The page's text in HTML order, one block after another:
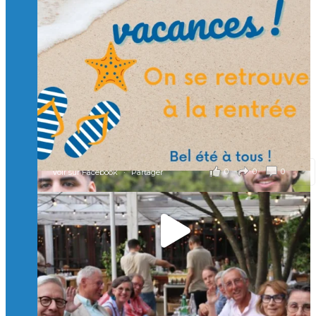
et contribuons ensemble à former les générations
d’ingénieurs de demain. 🙏
Merci à tous !
🎯 Taxe d’apprentissage 2026 : avec l'Isep, investissez pour
un numérique au service de l'humain !
À l’Isep, nous formons des ingénieurs, des bachelors, des
Mastères Spécialisés, qui allient excellence technologique et
valeurs humaines, au cœur de notre pro
...Voir plus
il y a 2 mois
0 0 0
Voir sur Facebook · Partager
🚀Afterwork à Genève 🚀
🥳 Le 22 avril dernier, 14 Alumni vivant / travaillant
en Suisse ont partagé un moment convivial de
retrouvailles et d'échanges !
Merci à tous pour votre présence et à Alexandre